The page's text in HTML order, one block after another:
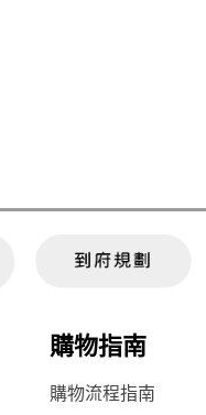
購物指南
購物流程指南